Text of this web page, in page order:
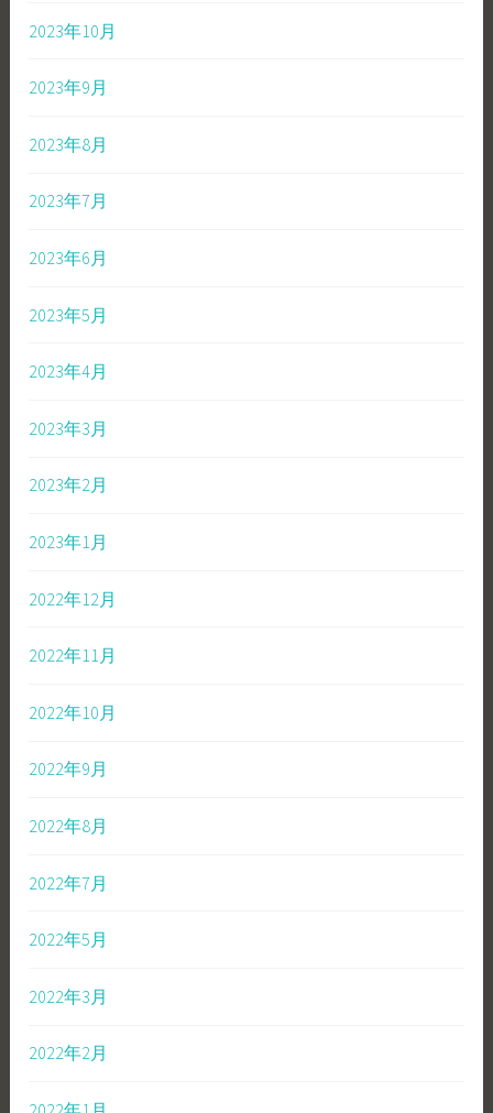
2023年10月
2023年9月
2023年8月
2023年7月
2023年6月
2023年5月
2023年4月
2023年3月
2023年2月
2023年1月
2022年12月
2022年11月
2022年10月
2022年9月
2022年8月
2022年7月
2022年5月
2022年3月
2022年2月